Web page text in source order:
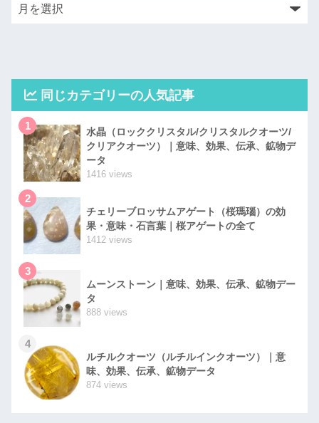
同じカテゴリーの人気記事
1
水晶（ロッククリスタル/クリスタルクオーツ/
クリアクオーツ）｜意味、効果、伝承、鉱物デ
ータ
1416 views
2
チェリーブロッサムアゲート（桜瑪瑙）の効
果・意味・石言葉｜桜アゲートの全て
1412 views
3
ムーンストーン｜意味、効果、伝承、鉱物デー
タ
888 views
4
ルチルクオーツ（ルチルインクオーツ）｜意
味、効果、伝承、鉱物データ
874 views